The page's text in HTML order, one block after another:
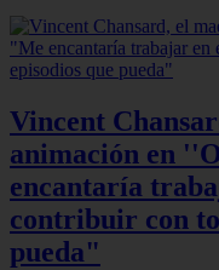
Vincent
animación en
encantaría
contribuir con
pueda"